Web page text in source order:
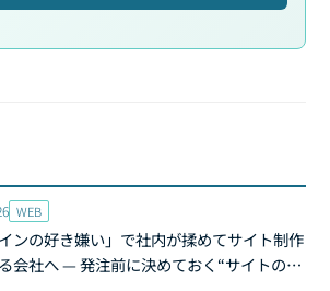
WEB
インの好き嫌い」で社内が揉めてサイト制作
会社へ — 発注前に決めておく“サイトの狙